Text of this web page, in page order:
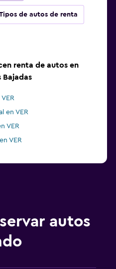
de autos de renta
renta de autos en
Bajadas
en VER
VER
VER
autos